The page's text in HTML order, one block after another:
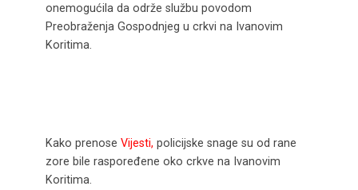
onemogućila da održe službu povodom
Preobraženja Gospodnjeg u crkvi na Ivanovim
Koritima.
Kako prenose Vijesti, policijske snage su od rane
zore bile raspoređene oko crkve na Ivanovim
Koritima.